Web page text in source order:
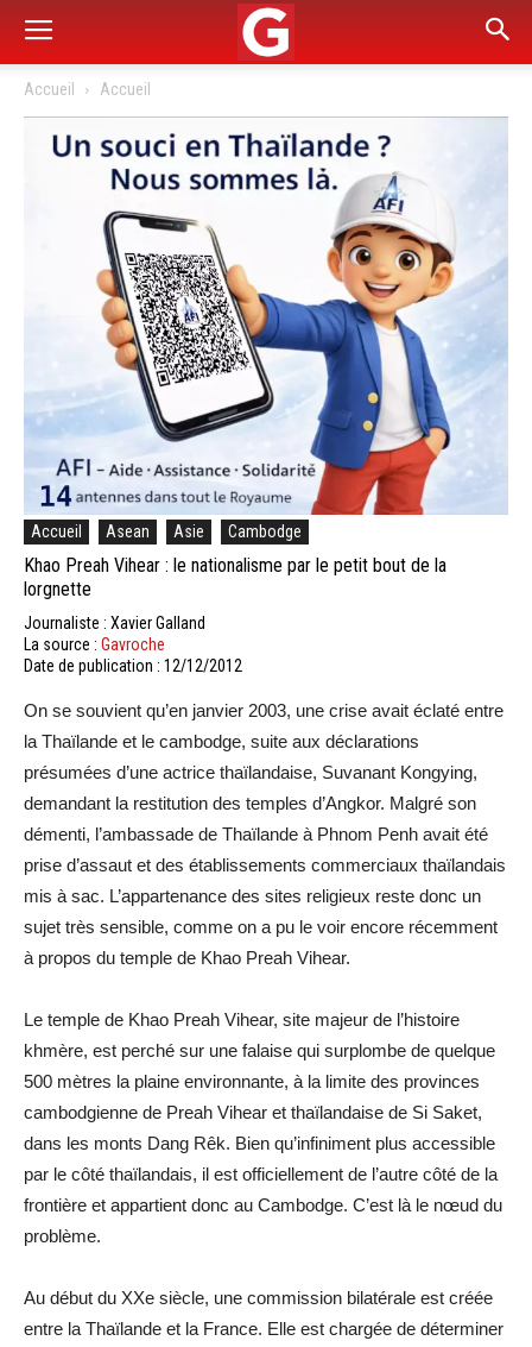
Accueil Accueil
Accueil Asean Asie Cambodge
Khao Preah Vihear : le nationalisme par le petit bout de la
lorgnette
Journaliste : Xavier Galland
La source : Gavroche
Date de publication : 12/12/2012
On se souvient qu’en janvier 2003, une crise avait éclaté entre
la Thaïlande et le cambodge, suite aux déclarations
présumées d’une actrice thaïlandaise, Suvanant Kongying,
demandant la restitution des temples d’Angkor. Malgré son
démenti, l’ambassade de Thaïlande à Phnom Penh avait été
prise d’assaut et des établissements commerciaux thaïlandais
mis à sac. L’appartenance des sites religieux reste donc un
sujet très sensible, comme on a pu le voir encore récemment
à propos du temple de Khao Preah Vihear.
Le temple de Khao Preah Vihear, site majeur de l’histoire
khmère, est perché sur une falaise qui surplombe de quelque
500 mètres la plaine environnante, à la limite des provinces
cambodgienne de Preah Vihear et thaïlandaise de Si Saket,
dans les monts Dang Rêk. Bien qu’infiniment plus accessible
par le côté thaïlandais, il est officiellement de l’autre côté de la
frontière et appartient donc au Cambodge. C’est là le nœud du
problème.
Au début du XXe siècle, une commission bilatérale est créée
entre la Thaïlande et la France. Elle est chargée de déterminer